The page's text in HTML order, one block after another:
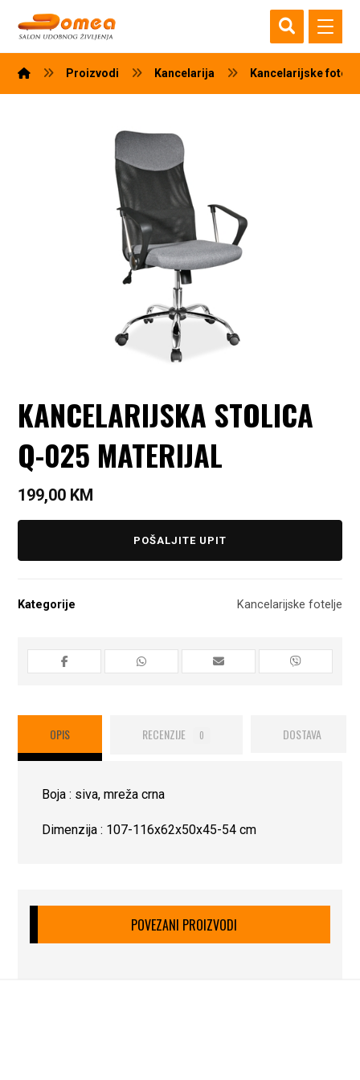
Proizvodi Kancelarija Kancelarijske fotelje
KANCELARIJSKA STOLICA
Q-025 MATERIJAL
199,00 KM
POŠALJITE UPIT
Kategorije Kancelarijske fotelje
OPIS RECENZIJE 0 DOSTAVA
Boja : siva, mreža crna
Dimenzija : 107-116x62x50x45-54 cm
POVEZANI PROIZVODI